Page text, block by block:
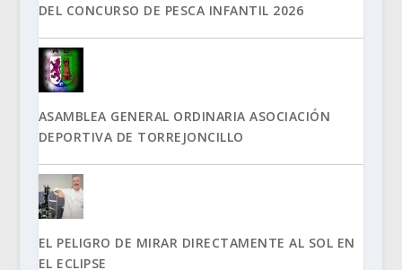
DEL CONCURSO DE PESCA INFANTIL 2026
ASAMBLEA GENERAL ORDINARIA ASOCIACIÓN
DEPORTIVA DE TORREJONCILLO
EL PELIGRO DE MIRAR DIRECTAMENTE AL SOL EN
EL ECLIPSE